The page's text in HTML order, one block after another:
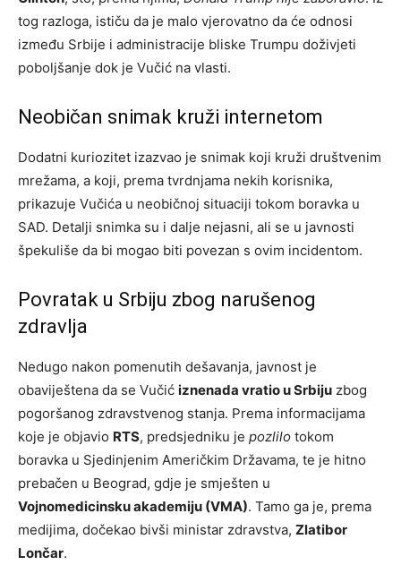
tog razloga, ističu da je malo vjerovatno da će odnosi
između Srbije i administracije bliske Trumpu doživjeti
poboljšanje dok je Vučić na vlasti.
Neobičan snimak kruži internetom
Dodatni kuriozitet izazvao je snimak koji kruži društvenim
mrežama, a koji, prema tvrdnjama nekih korisnika,
prikazuje Vučića u neobičnoj situaciji tokom boravka u
SAD. Detalji snimka su i dalje nejasni, ali se u javnosti
špekuliše da bi mogao biti povezan s ovim incidentom.
Povratak u Srbiju zbog narušenog
zdravlja
Nedugo nakon pomenutih dešavanja, javnost je
obaviještena da se Vučić iznenada vratio u Srbiju zbog
pogoršanog zdravstvenog stanja. Prema informacijama
koje je objavio RTS, predsjedniku je pozlilo tokom
boravka u Sjedinjenim Američkim Državama, te je hitno
prebačen u Beograd, gdje je smješten u
Vojnomedicinsku akademiju (VMA). Tamo ga je, prema
medijima, dočekao bivši ministar zdravstva, Zlatibor
Lončar.